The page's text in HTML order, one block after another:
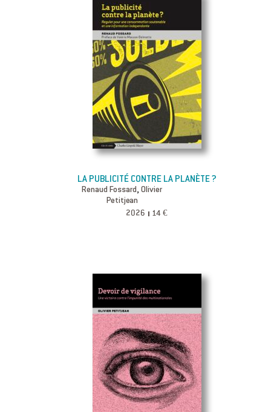
LA PUBLICITÉ CONTRE LA PLANÈTE ?
Renaud Fossard,Olivier
Petitjean
2026 14 €